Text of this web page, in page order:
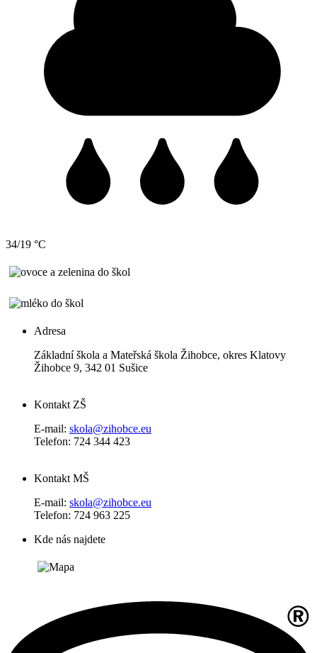
34/19 °C
Adresa
Základní škola a Mateřská škola Žihobce, okres Klatovy
Žihobce 9, 342 01 Sušice
Kontakt ZŠ
E-mail: skola@zihobce.eu
Telefon: 724 344 423
Kontakt MŠ
E-mail: skola@zihobce.eu
Telefon: 724 963 225
Kde nás najdete